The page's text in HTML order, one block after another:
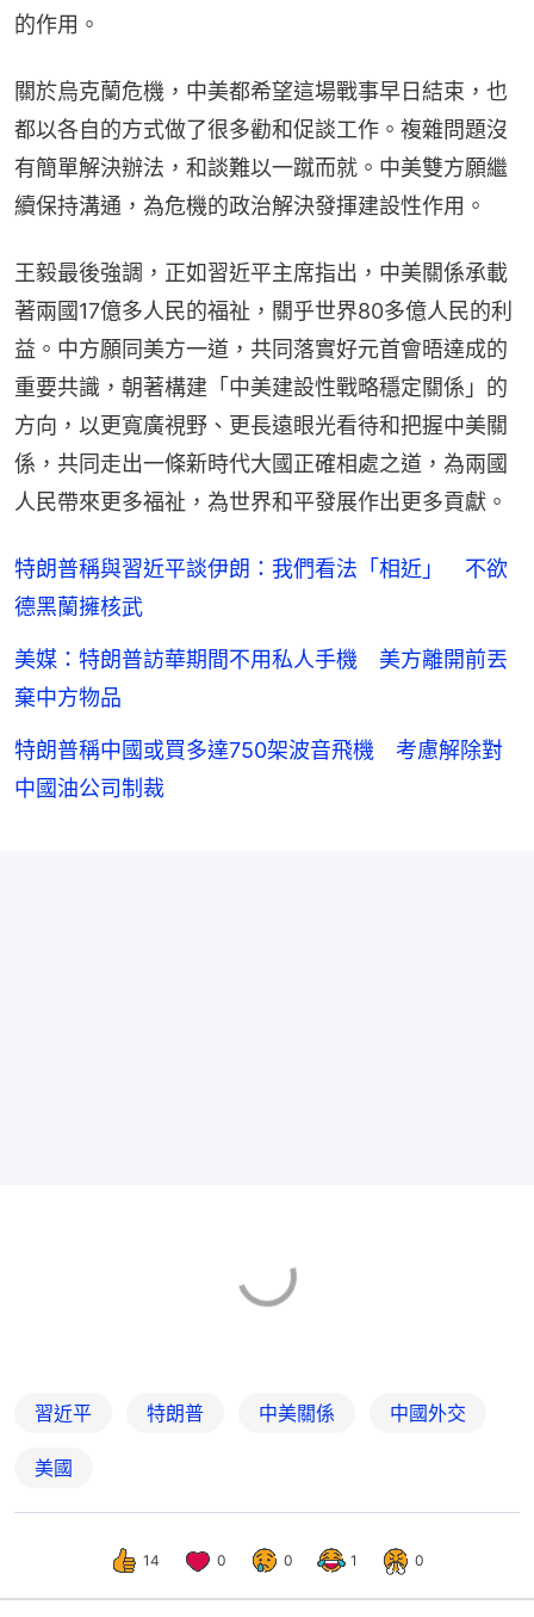
的作用。
關於烏克蘭危機，中美都希望這場戰事早日結束，也
都以各自的方式做了很多勸和促談工作。複雜問題沒
有簡單解決辦法，和談難以一蹴而就。中美雙方願繼
續保持溝通，為危機的政治解決發揮建設性作用。
王毅最後強調，正如習近平主席指出，中美關係承載
著兩國17億多人民的福祉，關乎世界80多億人民的利
益。中方願同美方一道，共同落實好元首會晤達成的
重要共識，朝著構建「中美建設性戰略穩定關係」的
方向，以更寬廣視野、更長遠眼光看待和把握中美關
係，共同走出一條新時代大國正確相處之道，為兩國
人民帶來更多福祉，為世界和平發展作出更多貢獻。
特朗普稱與習近平談伊朗：我們看法「相近」 不欲
德黑蘭擁核武
美媒：特朗普訪華期間不用私人手機 美方離開前丟
棄中方物品
特朗普稱中國或買多達750架波音飛機 考慮解除對
中國油公司制裁
習近平 特朗普 中美關係 中國外交
美國
14 0 0 1 0